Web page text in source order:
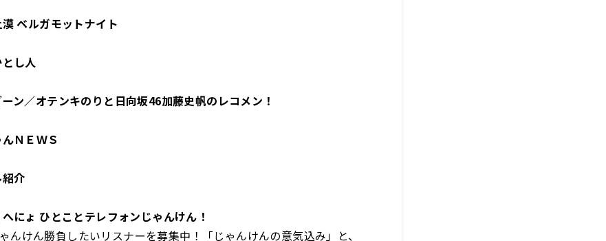
ベルガモットナイト
し人
ン／オテンキのりと日向坂46加藤史帆のレコメン！
ＮＥＷＳ
介
にょ ひとことテレフォンじゃんけん！
んけん勝負したいリスナーを募集中！「じゃんけんの意気込み」と、